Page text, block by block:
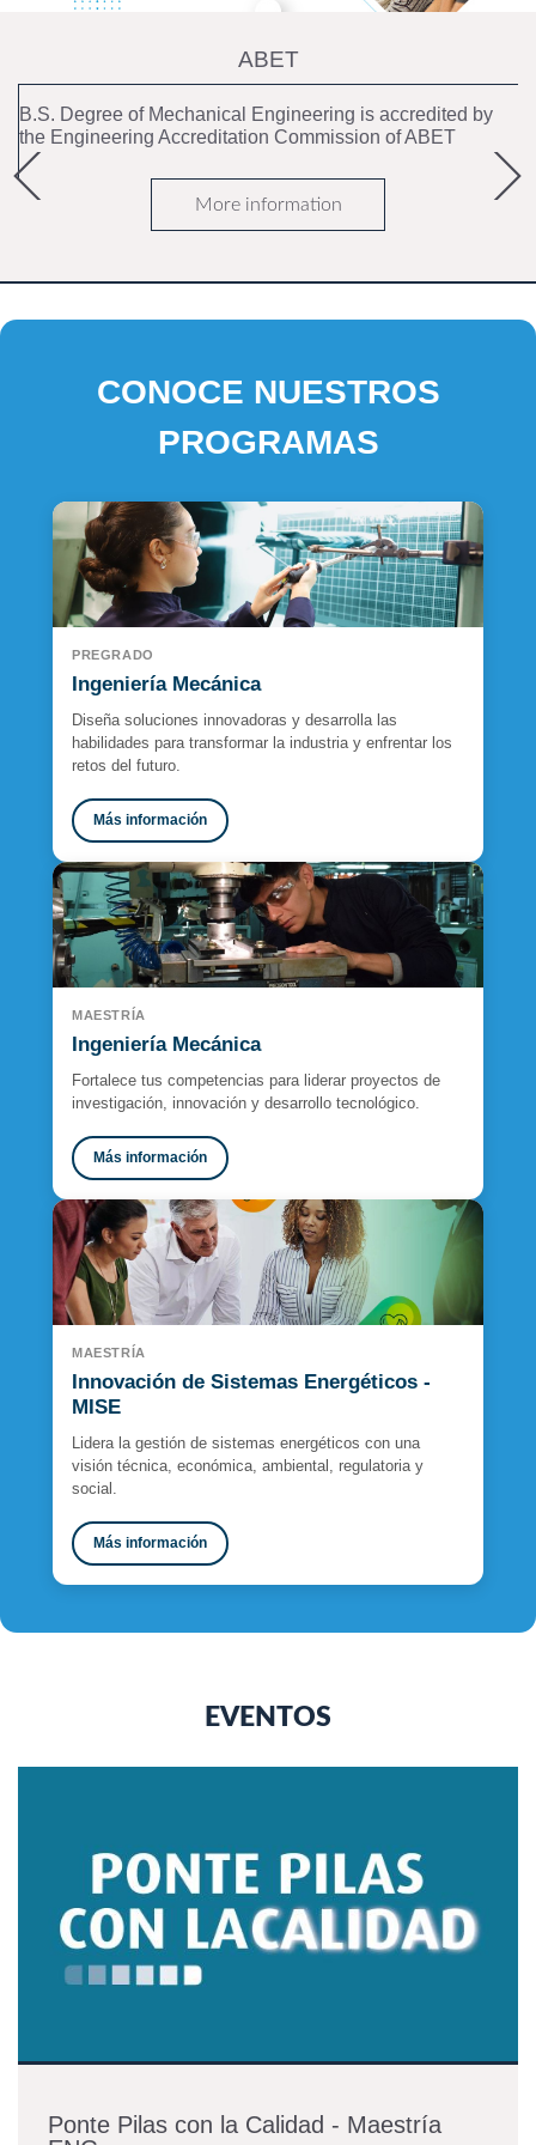
ABET
B.S. Degree of Mechanical Engineering is accredited by
the Engineering Accreditation Commission of ABET
More information
CONOCE NUESTROS
PROGRAMAS
PREGRADO
Ingeniería Mecánica
Diseña soluciones innovadoras y desarrolla las
habilidades para transformar la industria y enfrentar los
retos del futuro.
Más información
MAESTRÍA
Ingeniería Mecánica
Fortalece tus competencias para liderar proyectos de
investigación, innovación y desarrollo tecnológico.
Más información
MAESTRÍA
Innovación de Sistemas Energéticos -
MISE
Lidera la gestión de sistemas energéticos con una
visión técnica, económica, ambiental, regulatoria y
social.
Más información
EVENTOS
Ponte Pilas con la Calidad - Maestría